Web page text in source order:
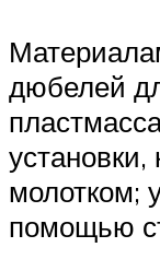
дюбелей
молотком;
помощью